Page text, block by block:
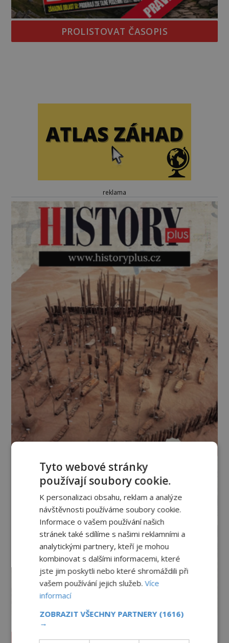
PROLISTOVAT ČASOPIS
reklama
Vesmír a technologie
Tyto webové stránky
používají soubory cookie.
K personalizaci obsahu, reklam a analýze
návštěvnosti používáme soubory cookie.
Informace o vašem používání našich
stránek také sdílíme s našimi reklamními a
analytickými partnery, kteří je mohou
kombinovat s dalšími informacemi, které
jste jim poskytli nebo které shromáždili při
vašem používání jejich služeb.Více
informací
ZOBRAZIT VŠECHNY PARTNERY (1616)
→